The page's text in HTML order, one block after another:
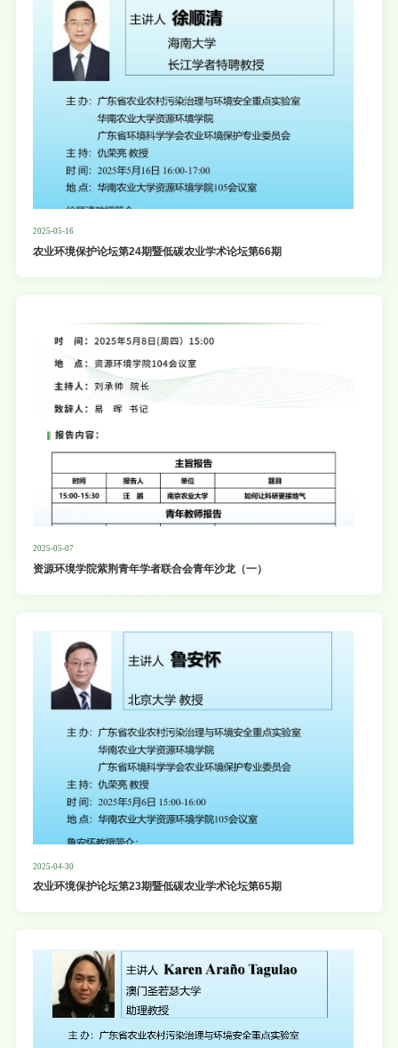
2025-05-16
农业环境保护论坛第24期暨低碳农业学术论坛第66期
2025-05-07
资源环境学院紫荆青年学者联合会青年沙龙（一）
2025-04-30
农业环境保护论坛第23期暨低碳农业学术论坛第65期